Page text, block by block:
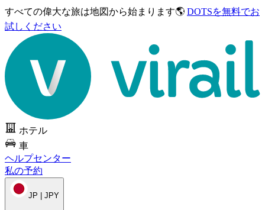
すべての偉大な旅は地図から始まります🌎 DOTSを無料でお
試しください
ホテル
車
ヘルプセンター
私の予約
JP | JPY